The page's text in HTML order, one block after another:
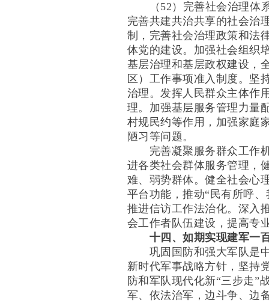
（52）完善社会治理体系
完善共建共治共享的社会治
制，完善社会治理政策和法
体党的建设。加强社会组织
基层治理和基层政权建设，
区）工作事项准入制度。坚
治理。发挥人民群众主体作
理。加强基层服务管理力量
村规民约等作用，加强家庭
陋习等问题。
完善凝聚服务群众工作机
进各类社会群体服务管理，
难、弱势群体。健全社会心
平台功能，推动“民有所呼
推进信访工作法治化。深入
会工作者队伍建设，提高专
十四、如期实现建军一
巩固国防和强大军队是中
新时代军事战略方针，坚持
防和军队现代化新“三步走”
军、依法治军，边斗争、边